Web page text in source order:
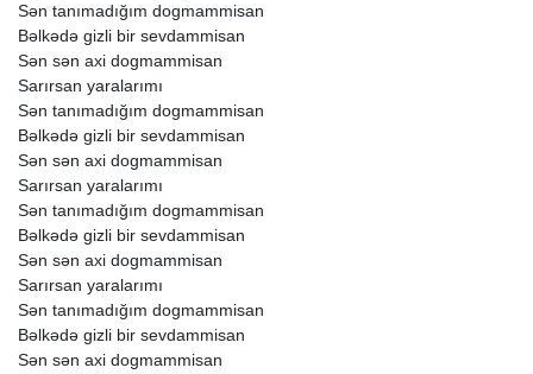
Sən tanımadığım dogmammisan
Bəlkədə gizli bir sevdammisan
Sən sən axi dogmammisan
Sarırsan yaralarımı
Sən tanımadığım dogmammisan
Bəlkədə gizli bir sevdammisan
Sən sən axi dogmammisan
Sarırsan yaralarımı
Sən tanımadığım dogmammisan
Bəlkədə gizli bir sevdammisan
Sən sən axi dogmammisan
Sarırsan yaralarımı
Sən tanımadığım dogmammisan
Bəlkədə gizli bir sevdammisan
Sən sən axi dogmammisan